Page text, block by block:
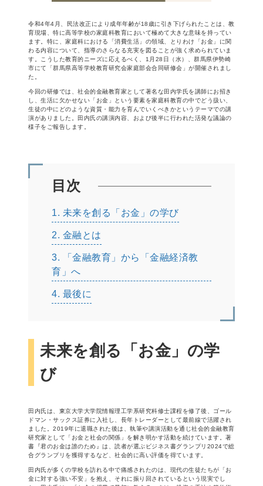
令和4年4月、民法改正により成年年齢が18歳に引き下げられたことは、教
育現場、特に高等学校の家庭科教育において極めて大きな意味を持ってい
ます。特に、家庭科における「消費生活」の領域、とりわけ「お金」に関
わる内容について、指導のさらなる充実を図ることが強く求められていま
す。こうした教育的ニーズに応えるべく、1月28日（水）、群馬県伊勢崎
市にて「群馬県高等学校教育研究会家庭部会合同研修会」が開催されまし
た。
今回の研修では、社会的金融教育家として著名な田内学氏を講師にお招き
し、生活に欠かせない「お金」という要素を家庭科教育の中でどう扱い、
生徒の中にどのような資質・能力を育んでいくべきかというテーマでの講
演がありました。田内氏の講演内容、および後半に行われた活発な議論の
様子をご報告します。
目次
1. 未来を創る「お金」の学び
2. 金融とは
3. 「金融教育」から「金融経済教
育」へ
4. 最後に
未来を創る「お金」の学
び
田内氏は、東京大学大学院情報理工学系研究科修士課程を修了後、ゴール
ドマン・サックス証券に入社し、長年トレーダーとして最前線で活躍され
ました。2019年に退職された後は、執筆や講演活動を通じ社会的金融教育
研究家として「お金と社会の関係」を解き明かす活動を続けています。著
書『君のお金は誰のため』は、読者が選ぶビジネス書グランプリ2024で総
合グランプリを獲得するなど、社会的に高い評価を得ています。
田内氏が多くの学校を訪れる中で痛感されたのは、現代の生徒たちが「お
金に対する強い不安」を抱え、それに振り回されているという現実でし